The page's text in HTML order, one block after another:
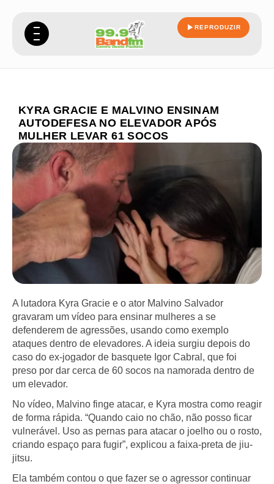
REPRODUZIR
KYRA GRACIE E MALVINO ENSINAM
AUTODEFESA NO ELEVADOR APÓS
MULHER LEVAR 61 SOCOS
A lutadora Kyra Gracie e o ator Malvino Salvador
gravaram um vídeo para ensinar mulheres a se
defenderem de agressões, usando como exemplo
ataques dentro de elevadores. A ideia surgiu depois do
caso do ex-jogador de basquete Igor Cabral, que foi
preso por dar cerca de 60 socos na namorada dentro de
um elevador.
No vídeo, Malvino finge atacar, e Kyra mostra como reagir
de forma rápida. “Quando caio no chão, não posso ficar
vulnerável. Uso as pernas para atacar o joelho ou o rosto,
criando espaço para fugir”, explicou a faixa-preta de jiu-
jitsu.
Ela também contou o que fazer se o agressor continuar